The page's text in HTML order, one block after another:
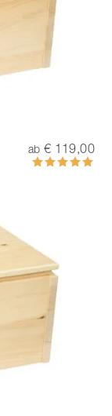
ab € 119,00
Bewertung:
100%